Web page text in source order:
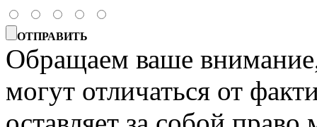
ОТПРАВИТЬ
Обращаем ваше
могут отличаться от